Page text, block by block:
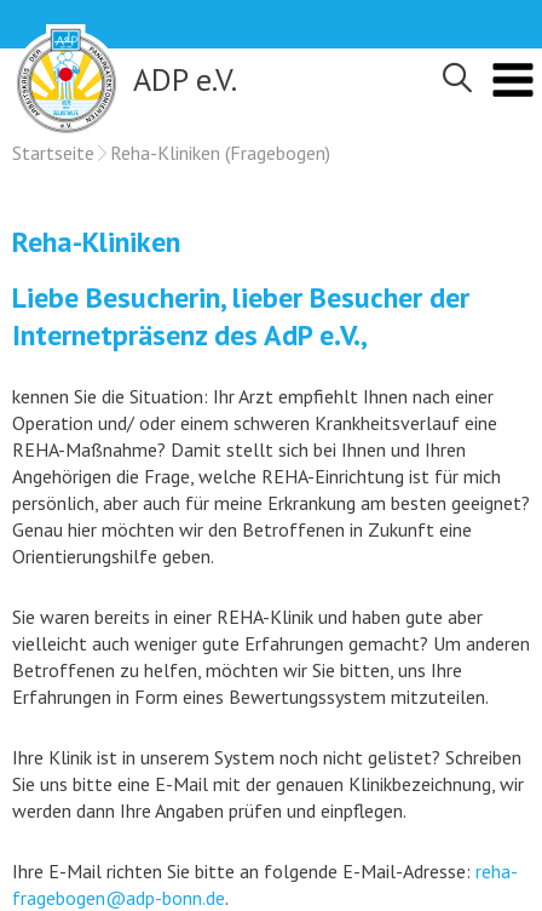
content
ADP e.V.
Startseite Reha-Kliniken (Fragebogen)
Reha-Kliniken
Liebe Besucherin, lieber Besucher der
Internetpräsenz des AdP e.V.,
kennen Sie die Situation: Ihr Arzt empfiehlt Ihnen nach einer
Operation und/ oder einem schweren Krankheitsverlauf eine
REHA-Maßnahme? Damit stellt sich bei Ihnen und Ihren
Angehörigen die Frage, welche REHA-Einrichtung ist für mich
persönlich, aber auch für meine Erkrankung am besten geeignet?
Genau hier möchten wir den Betroffenen in Zukunft eine
Orientierungshilfe geben.
Sie waren bereits in einer REHA-Klinik und haben gute aber
vielleicht auch weniger gute Erfahrungen gemacht? Um anderen
Betroffenen zu helfen, möchten wir Sie bitten, uns Ihre
Erfahrungen in Form eines Bewertungssystem mitzuteilen.
Ihre Klinik ist in unserem System noch nicht gelistet? Schreiben
Sie uns bitte eine E-Mail mit der genauen Klinikbezeichnung, wir
werden dann Ihre Angaben prüfen und einpflegen.
Ihre E-Mail richten Sie bitte an folgende E-Mail-Adresse: reha-
fragebogen@adp-bonn.de.